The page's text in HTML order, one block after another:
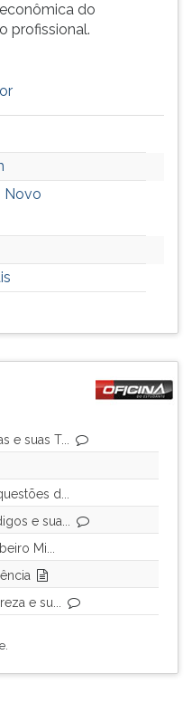
do
profissional.
Novo
e suas T...
d...
e sua...
Mi...
e su...